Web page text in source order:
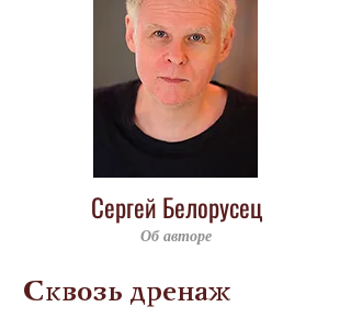
Сергей Белорусец
Об авторе
Сквозь дренаж